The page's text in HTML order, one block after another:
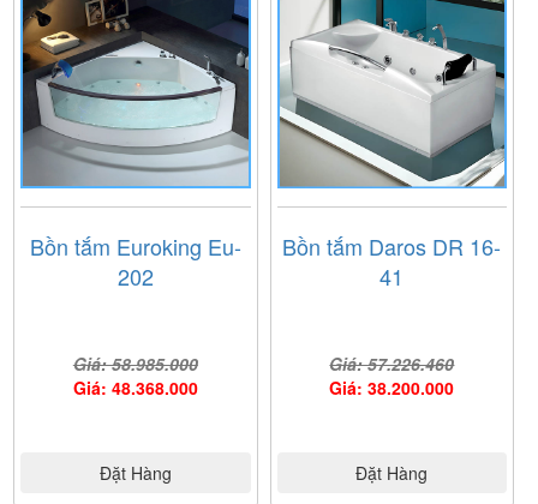
Bồn tắm Euroking Eu-
202
Giá: 58.985.000
Giá: 48.368.000
Đặt Hàng
Bồn tắm Daros DR 16-
41
Giá: 57.226.460
Giá: 38.200.000
Đặt Hàng